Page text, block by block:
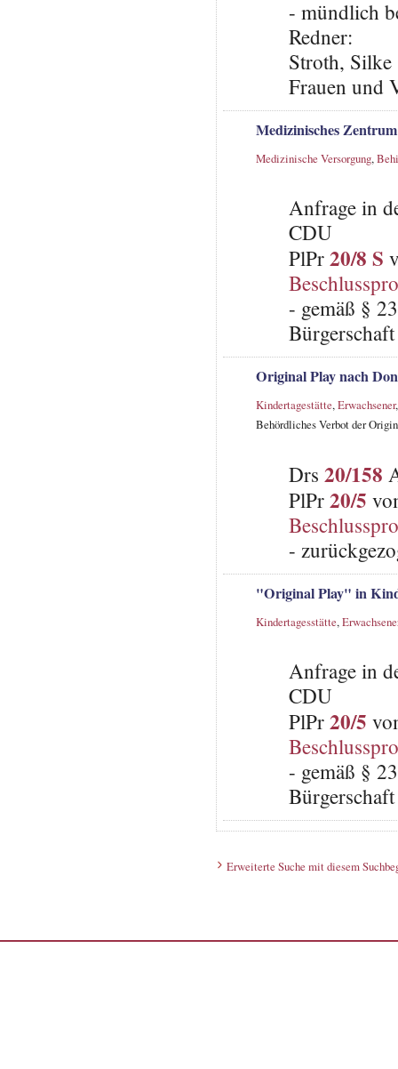
- mündlich
Redner:
Stroth,
Frauen und
Medizinisches
Medizinische Versorgung,
Anfrage in
CDU
PlPr20/8 S
- gemäß §
Original Play nach
Kindertagestätte,Erwachsener
Behördliches Verbot der
Drs 20/158
PlPr20/5
-
"Original Play" in
Kindertagesstätte,
Anfrage in
CDU
PlPr20/5
- gemäß §
Erweiterte Suche mit diesem